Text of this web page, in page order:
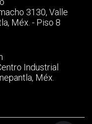
3130, Valle
Méx. - Piso 8
Industrial
Méx.